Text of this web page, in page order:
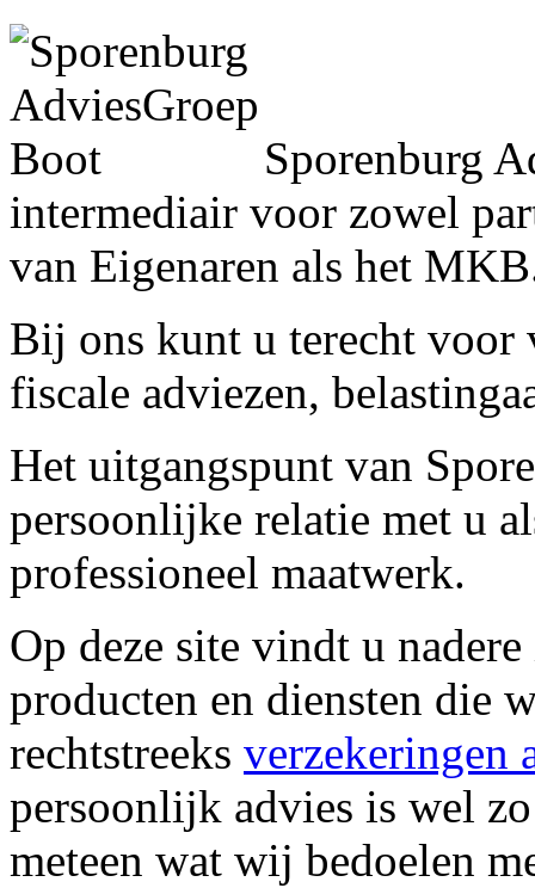
Sporenburg
intermediair voor zowel
van Eigenaren als het
Bij ons kunt u terecht voor
fiscale adviezen,
Het uitgangspunt van
persoonlijke relatie met u
professioneel maatwerk.
Op deze site vindt u
producten en diensten die
rechtstreeks verzekeringen
persoonlijk advies is wel
meteen wat wij bedoelen